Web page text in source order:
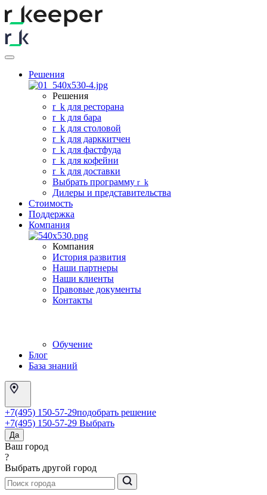
Решения
Решения
r_ k для ресторана
r_ k для бара
r_ k для столовой
r_ k для дарккитчен
r_ k для фастфуда
r_ k для кофейни
r_ k для доставки
Выбрать программу r k
Дилеры и представительства
Стоимость
Поддержка
Компания
Компания
История развития
Наши партнеры
Наши клиенты
Правовые документы
Контакты
Обучение
Блог
База знаний
+7(495) 150-57-29подобрать решение
+7(495) 150-57-29 Выбрать
Да
Ваш город
?
Выбрать другой город